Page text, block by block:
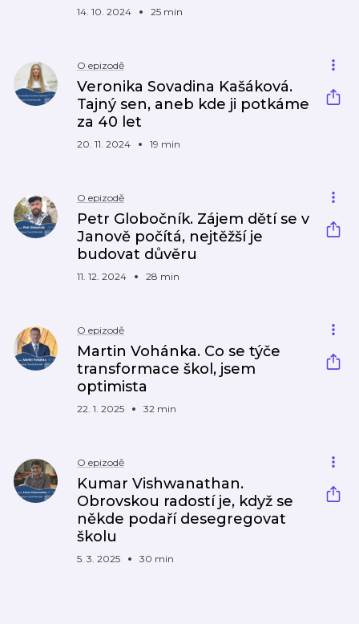
14. 10. 2024 25 min
O epizodě
Veronika Sovadina Kašáková.
Tajný sen, aneb kde ji potkáme
za 40 let
20. 11. 2024 19 min
O epizodě
Petr Globočník. Zájem dětí se v
Janově počítá, nejtěžší je
budovat důvěru
11. 12. 2024 28 min
O epizodě
Martin Vohánka. Co se týče
transformace škol, jsem
optimista
22. 1. 2025 32 min
O epizodě
Kumar Vishwanathan.
Obrovskou radostí je, když se
někde podaří desegregovat
školu
5. 3. 2025 30 min